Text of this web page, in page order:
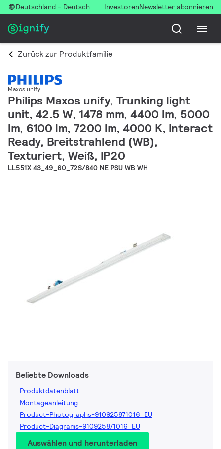
Deutschland - Deutsch InvestorenNewsletter abonnieren
Zurück zur Produktfamilie
Maxos unify
Philips Maxos unify, Trunking light
unit, 42.5 W, 1478 mm, 4400 lm, 5000
lm, 6100 lm, 7200 lm, 4000 K, Interact
Ready, Breitstrahlend (WB),
Texturiert, Weiß, IP20
LL551X 43_49_60_72S/840 NE PSU WB WH
Beliebte Downloads
Produktdatenblatt
Montageanleitung
Product-Photographs-910925871016_EU
Product-Diagrams-910925871016_EU
Auswählen und herunterladen